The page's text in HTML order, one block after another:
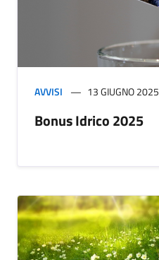
AVVISI 13 GIUGNO 2025
Bonus Idrico 2025